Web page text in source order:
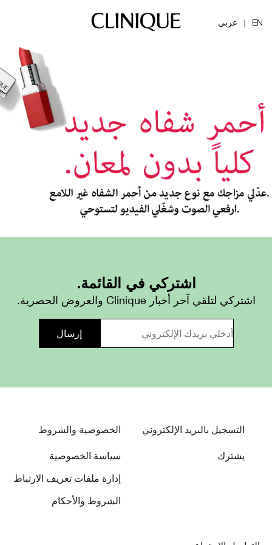
EN
| عربي
اشتركي في القائمة.
اشتركي لتلقي آخر أخبار Clinique والعروض الحصرية.
التسجيل بالبريد الإلكتروني
يشترك
الخصوصية والشروط
سياسة الخصوصية
إدارة ملفات تعريف الارتباط
الشروط والأحكام